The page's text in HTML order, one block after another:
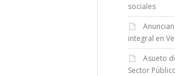
sociales
integral en
Asueto
Sector